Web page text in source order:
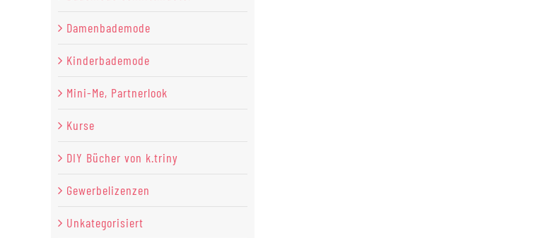
Damenbademode
Kinderbademode
Mini-Me, Partnerlook
Kurse
DIY Bücher von k.triny
Gewerbelizenzen
Unkategorisiert